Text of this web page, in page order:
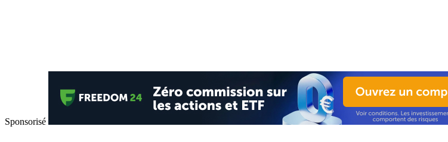
Sponsorisé